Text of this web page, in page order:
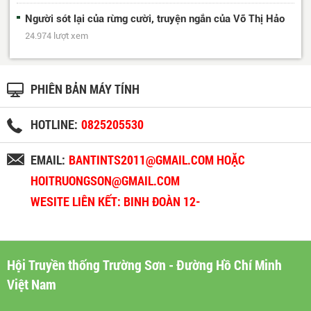
Người sót lại của rừng cười, truyện ngắn của Võ Thị Hảo
24.974 lượt xem
PHIÊN BẢN MÁY TÍNH
HOTLINE: 0825205530
EMAIL: BANTINTS2011@GMAIL.COM HOẶC
HOITRUONGSON@GMAIL.COM
WESITE LIÊN KẾT: BINH ĐOÀN 12-
Hội Truyền thống Trường Sơn - Đường Hồ Chí Minh
Việt Nam